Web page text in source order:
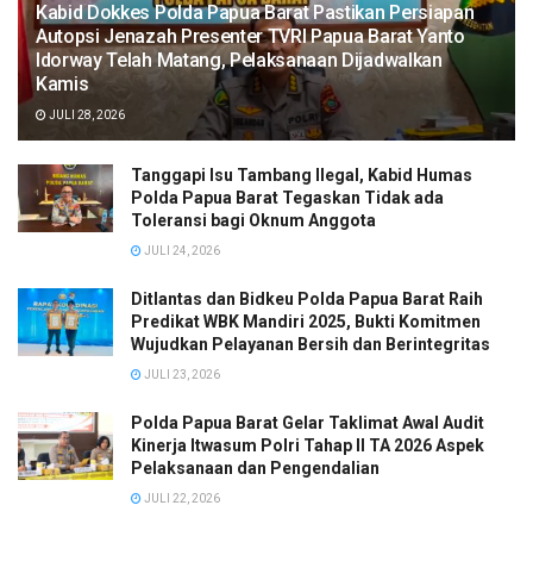
Kabid Dokkes Polda Papua Barat Pastikan Persiapan
Autopsi Jenazah Presenter TVRI Papua Barat Yanto
Idorway Telah Matang, Pelaksanaan Dijadwalkan
Kamis
JULI 28, 2026
Tanggapi Isu Tambang Ilegal, Kabid Humas
Polda Papua Barat Tegaskan Tidak ada
Toleransi bagi Oknum Anggota
JULI 24, 2026
Ditlantas dan Bidkeu Polda Papua Barat Raih
Predikat WBK Mandiri 2025, Bukti Komitmen
Wujudkan Pelayanan Bersih dan Berintegritas
JULI 23, 2026
Polda Papua Barat Gelar Taklimat Awal Audit
Kinerja Itwasum Polri Tahap II TA 2026 Aspek
Pelaksanaan dan Pengendalian
JULI 22, 2026